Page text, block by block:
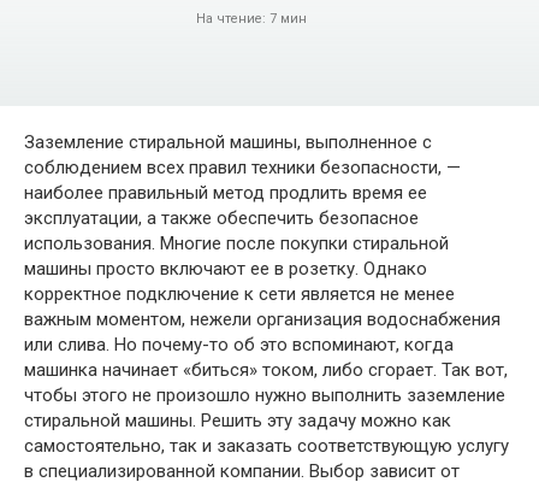
На чтение: 7 мин
Заземление стиральной машины, выполненное с
соблюдением всех правил техники безопасности, —
наиболее правильный метод продлить время ее
эксплуатации, а также обеспечить безопасное
использования. Многие после покупки стиральной
машины просто включают ее в розетку. Однако
корректное подключение к сети является не менее
важным моментом, нежели организация водоснабжения
или слива. Но почему-то об это вспоминают, когда
машинка начинает «биться» током, либо сгорает. Так вот,
чтобы этого не произошло нужно выполнить заземление
стиральной машины. Решить эту задачу можно как
самостоятельно, так и заказать соответствующую услугу
в специализированной компании. Выбор зависит от